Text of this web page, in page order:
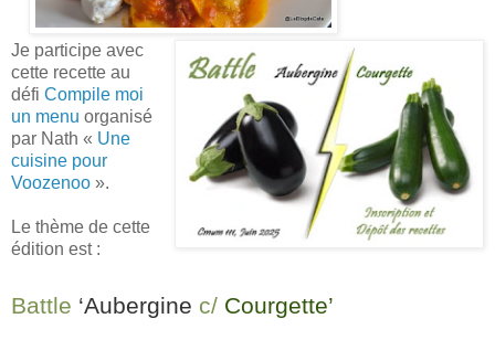
Je participe avec
cette recette au
défi Compile moi
un menu organisé
par Nath « Une
cuisine pour
Voozenoo ».
Le thème de cette
édition est :
Battle ‘Aubergine c/ Courgette’